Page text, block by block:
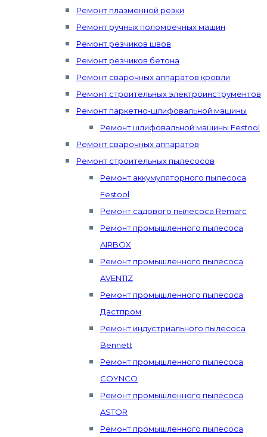
Ремонт плазменной резки
Ремонт ручных поломоечных машин
Ремонт резчиков швов
Ремонт резчиков бетона
Ремонт сварочных аппаратов кровли
Ремонт строительных электроинструментов
Ремонт паркетно-шлифовальной машины
Ремонт шлифовальной машины Festool
Ремонт сварочных аппаратов
Ремонт строительных пылесосов
Ремонт аккумуляторного пылесоса
Festool
Ремонт садового пылесоса Remarc
Ремонт промышленного пылесоса
AIRBOX
Ремонт промышленного пылесоса
AVENTIZ
Ремонт промышленного пылесоса
Дастпром
Ремонт индустриального пылесоса
Bennett
Ремонт промышленного пылесоса
COYNCO
Ремонт промышленного пылесоса
ASTOR
Ремонт промышленного пылесоса